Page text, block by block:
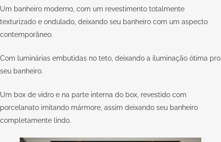
Um banheiro moderno, com um revestimento totalmente
texturizado e ondulado, deixando seu banheiro com um aspecto
contemporâneo.
Com luminárias embutidas no teto, deixando a iluminação ótima pro
seu banheiro.
Um box de vidro e na parte interna do box, revestido com
porcelanato imitando mármore, assim deixando seu banheiro
completamente lindo.